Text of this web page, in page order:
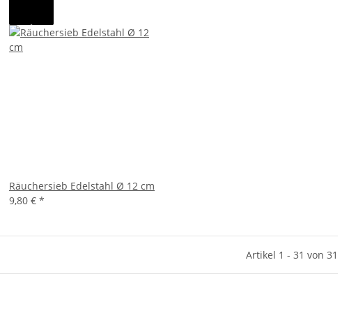
Räuchersieb Edelstahl Ø 12 cm
9,80 € *
Artikel 1 - 31 von 31